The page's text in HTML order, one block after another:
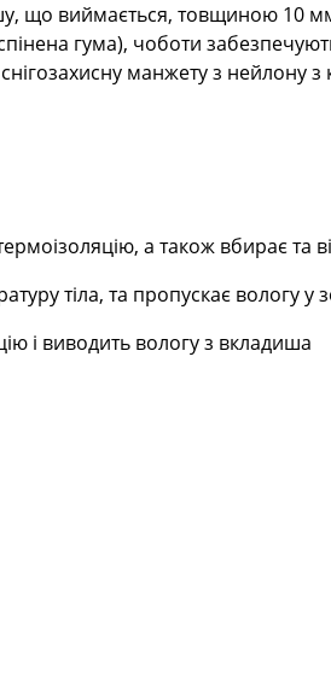
що виймається, товщиною 10 мм
гума), чоботи
манжету з нейлону
а також вбирає та
тіла, та пропускає вологу у
і виводить вологу з вкладиша